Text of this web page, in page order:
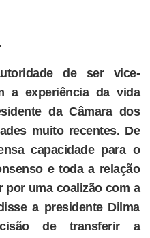
de ser vice-
a experiência da vida
da Câmara dos
muito recentes. De
capacidade para o
e toda a relação
por uma coalizão com a
a presidente Dilma
de transferir a